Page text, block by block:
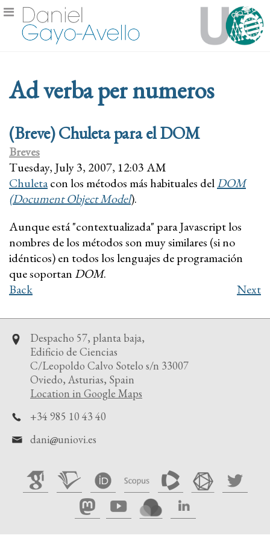
Ad verba per numeros
(Breve) Chuleta para el DOM
Breves
Tuesday, July 3, 2007, 12:03 AM
Chuletacon los métodos más habituales delDOM
(Document Object Model).
Aunque está "contextualizada" para Javascript los
nombres de los métodos son muy similares (si no
idénticos) en todos los lenguajes de programación
que soportanDOM.
Back
Next
Despacho 57, planta baja,
Edificio de Ciencias
C/Leopoldo Calvo Sotelo s/n 33007
Oviedo, Asturias, Spain
Location in Google Maps
+34 985 10 43 40
dani
uniovi.es